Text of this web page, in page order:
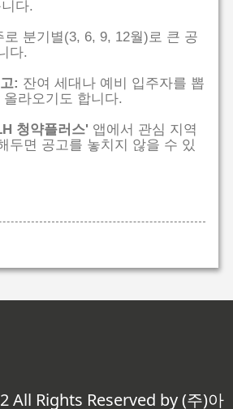
다.
로 분기별(3, 6, 9, 12월)로 큰 공
다.
: 잔여 세대나 예비 입주자를 뽑
라오기도 합니다.
청약플러스' 앱에서 관심 지역
두면 공고를 놓치지 않을 수 있
All Rights Reserved by (주)아